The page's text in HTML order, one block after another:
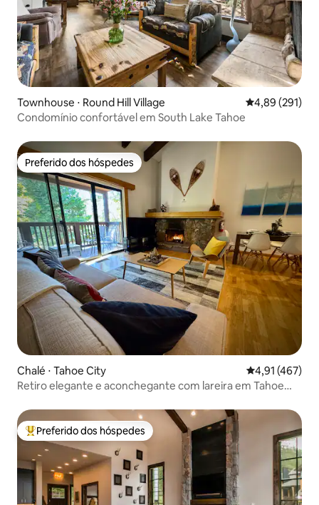
Townhouse ⋅ Round Hill Village 4,89 de uma
4,89 (291)
Condomínio confortável em South Lake Tahoe
Preferido dos hóspedes
Preferido dos hóspedes
Chalé ⋅ Tahoe City 4,91 de uma
4,91 (467)
Retiro elegante e aconchegante com lareira em Tahoe
Entre os melhores preferidos dos hóspedes
Preferido dos hóspedes